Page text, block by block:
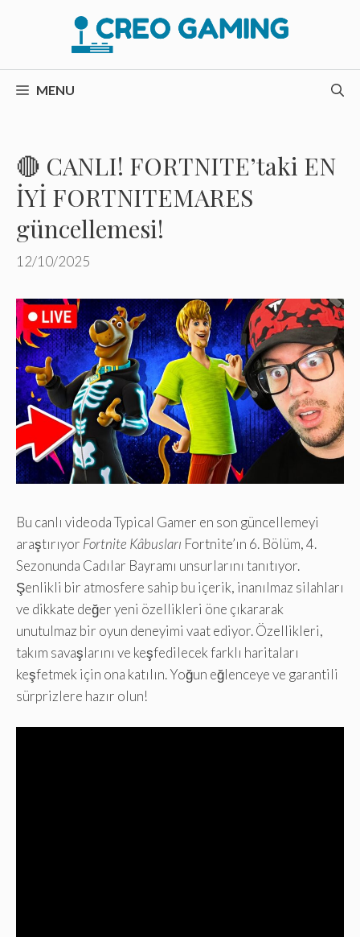
MENU
🔴 CANLI! FORTNITE’taki EN
İYİ FORTNITEMARES
güncellemesi!
12/10/2025
Bu canlı videoda Typical Gamer en son güncellemeyi
araştırıyor Fortnite Kâbusları Fortnite’ın 6. Bölüm, 4.
Sezonunda Cadılar Bayramı unsurlarını tanıtıyor.
Şenlikli bir atmosfere sahip bu içerik, inanılmaz silahları
ve dikkate değer yeni özellikleri öne çıkararak
unutulmaz bir oyun deneyimi vaat ediyor. Özellikleri,
takım savaşlarını ve keşfedilecek farklı haritaları
keşfetmek için ona katılın. Yoğun eğlenceye ve garantili
sürprizlere hazır olun!